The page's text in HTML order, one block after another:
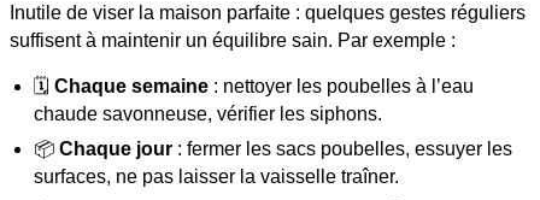
Inutile de viser la maison parfaite : quelques gestes réguliers
suffisent à maintenir un équilibre sain. Par exemple :
🗓️ Chaque semaine : nettoyer les poubelles à l’eau
chaude savonneuse, vérifier les siphons.
📦 Chaque jour : fermer les sacs poubelles, essuyer les
surfaces, ne pas laisser la vaisselle traîner.